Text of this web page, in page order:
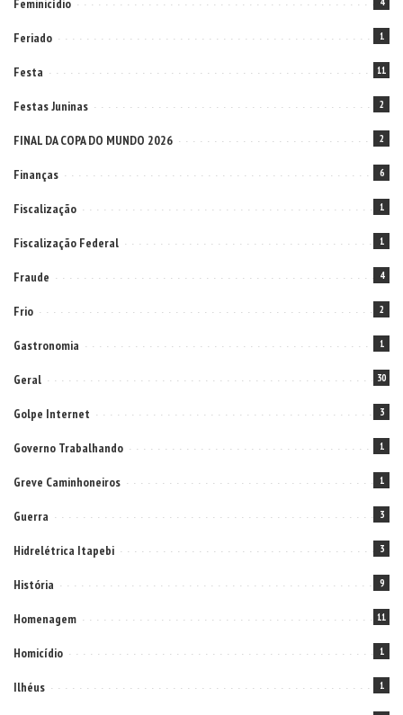
Feminicídio
Feriado 1
Festa 11
Festas Juninas 2
FINAL DA COPA DO MUNDO 2026 2
Finanças 6
Fiscalização 1
Fiscalização Federal 1
Fraude 4
Frio 2
Gastronomia 1
Geral 30
Golpe Internet 3
Governo Trabalhando 1
Greve Caminhoneiros 1
Guerra 3
Hidrelétrica Itapebi 3
História 9
Homenagem 11
Homicídio 1
Ilhéus 1